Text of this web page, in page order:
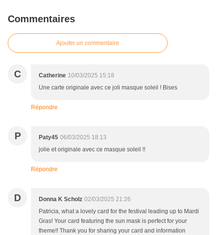
Commentaires
Ajouter un commentaire
C Catherine 10/03/2025 15:18
Une carte originale avec ce joli masque soleil ! Bises
Répondre
P Paty45 06/03/2025 18:13
jolie et originale avec ce masque soleil !!
Répondre
D Donna K Scholz 02/03/2025 21:26
Patricia, what a lovely card for the festival leading up to Mardi
Gras! Your card featuring the sun mask is perfect for your
theme!! Thank you for sharing your card and information